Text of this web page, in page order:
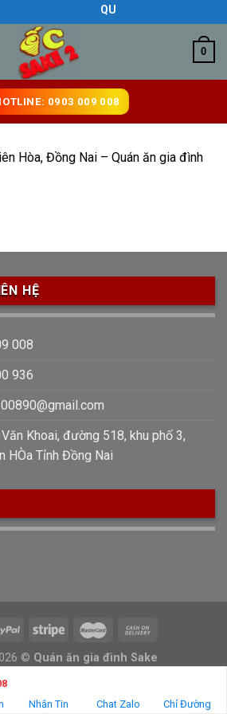
QUÁN ĂN NGON BIÊN
0
0903 009 008
Hòa, Đồng Nai – Quán ăn gia đình
HỆ
008
936
Khoai, đường 518, khu phố 3,
HÒa Tỉnh Đồng Nai
© Quán ăn gia đình Sake
web
Nhắn Tin Chat Zalo Chỉ Đường